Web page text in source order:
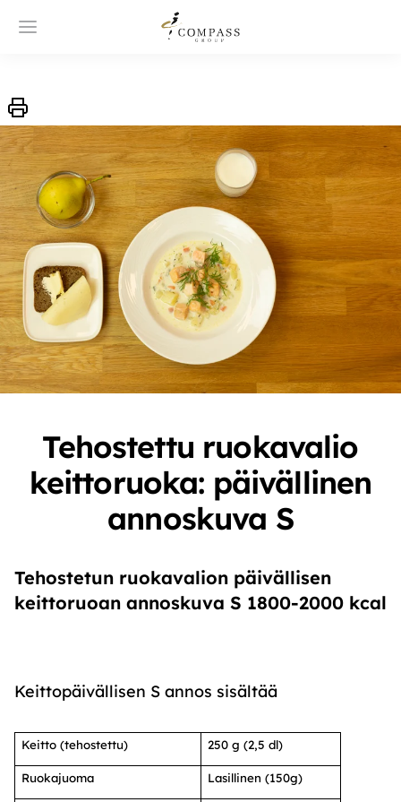
Tehostettu ruokavalio
keittoruoka: päivällinen
annoskuva S
Tehostetun ruokavalion päivällisen
keittoruoan annoskuva S 1800-2000 kcal
Keittopäivällisen S annos sisältää
Keitto (tehostettu) 250 g (2,5 dl)
Ruokajuoma Lasillinen (150g)